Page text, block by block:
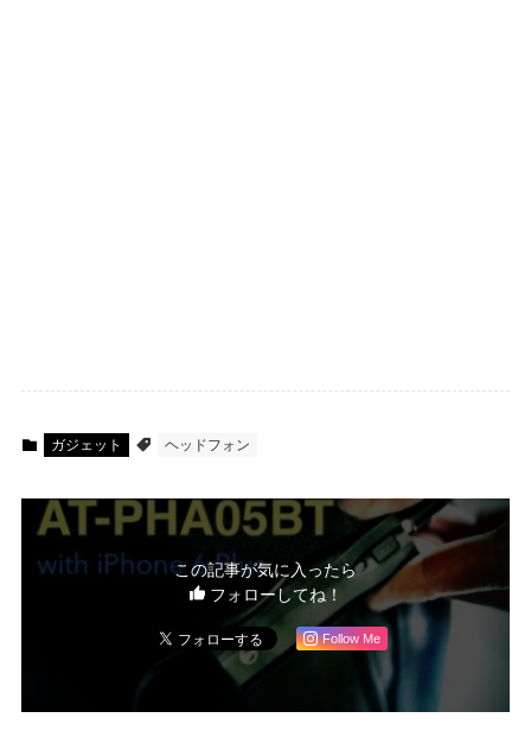
ガジェット ヘッドフォン
この記事が気に入ったら
フォローしてね！
Follow Me